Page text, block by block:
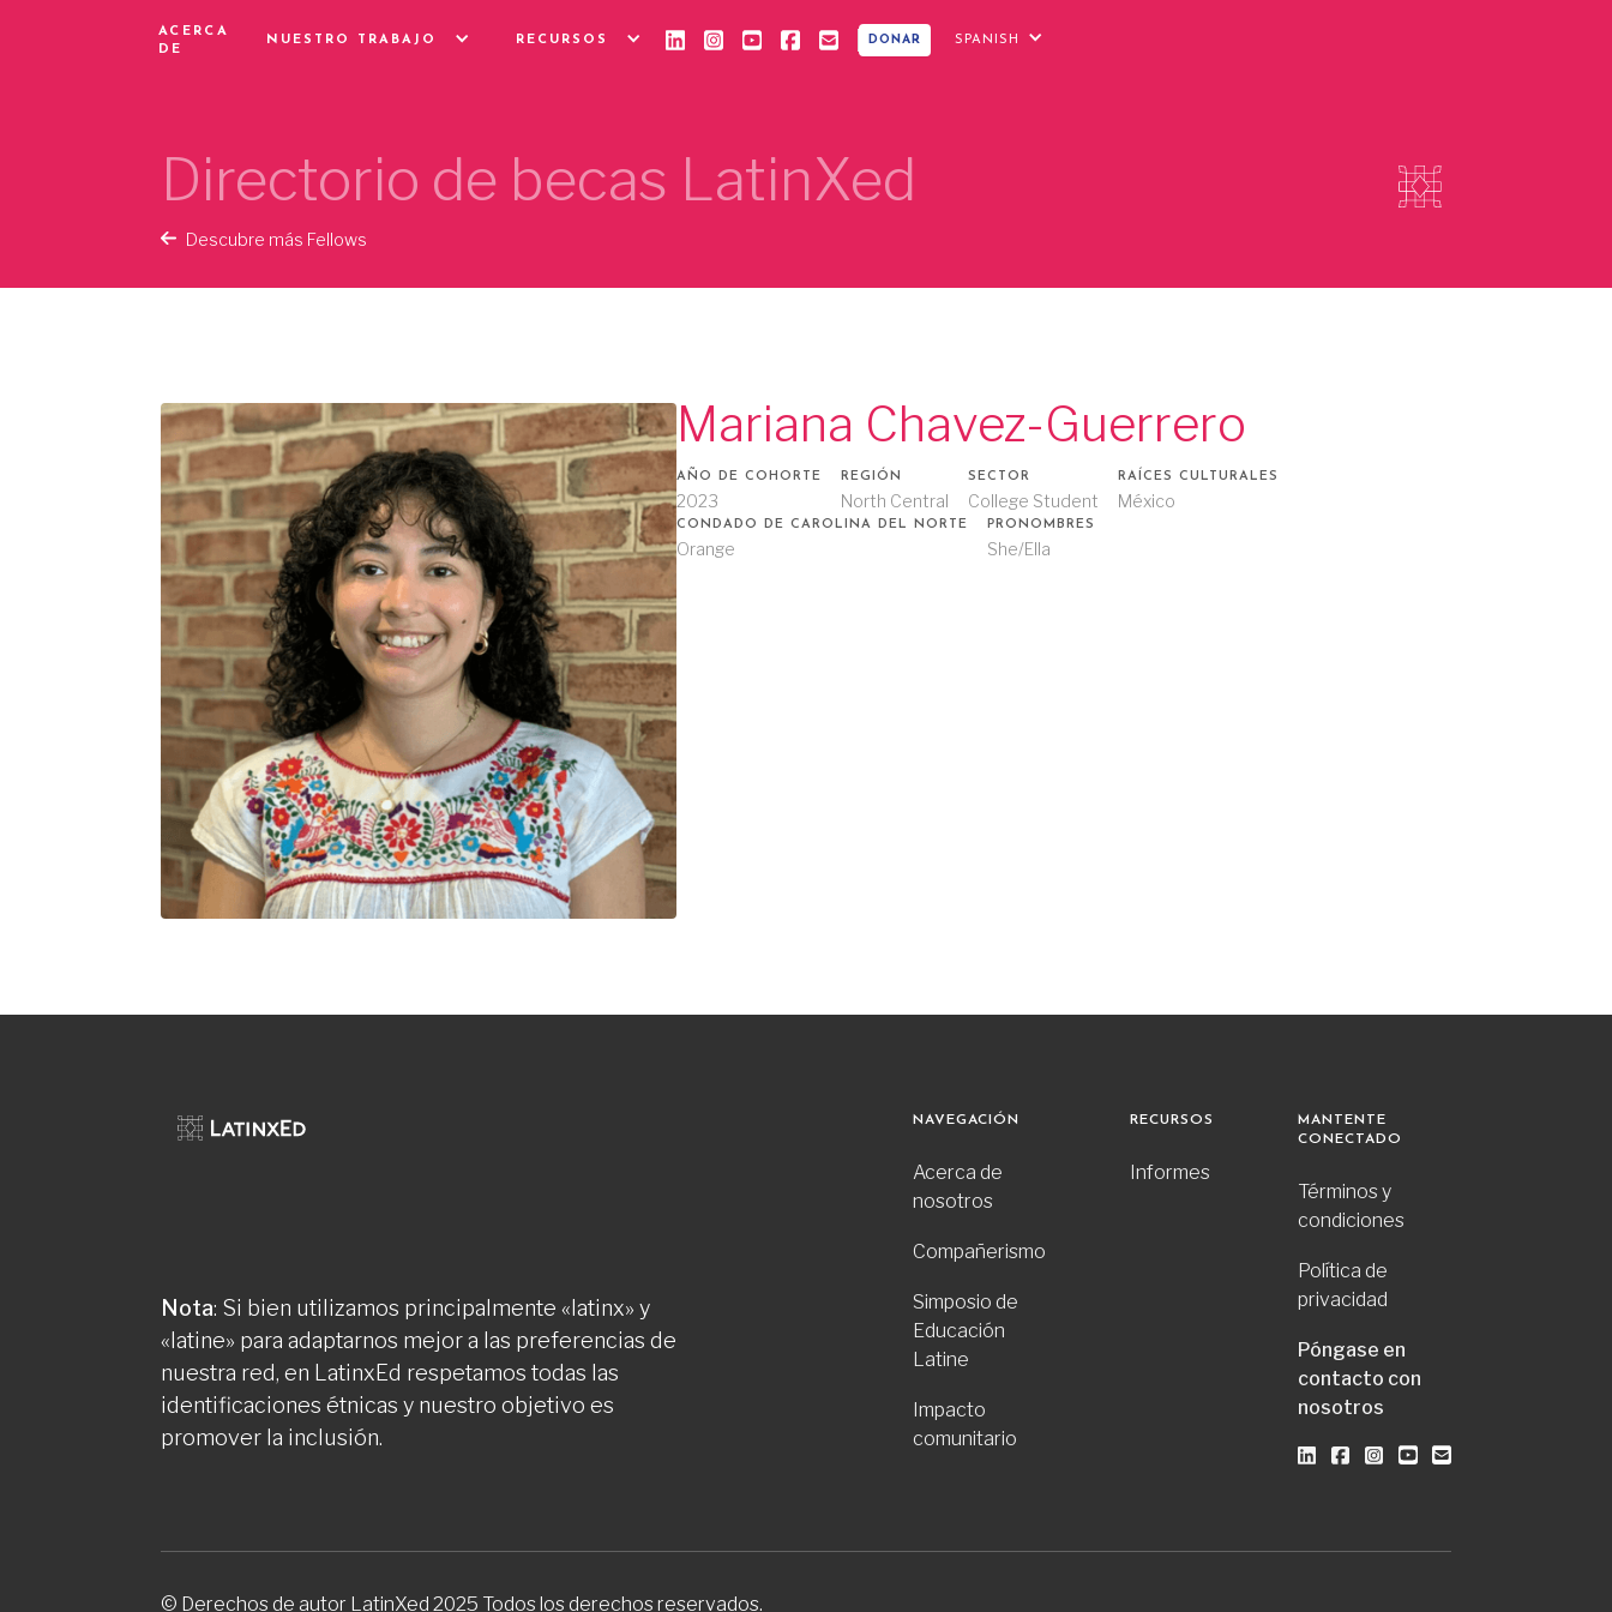
ACERCA
DE
NUESTRO TRABAJO RECURSOS DONAR SPANISH
Directorio de becas LatinXed
Descubre más Fellows
Mariana Chavez-Guerrero
AÑO DE COHORTE
2023
REGIÓN
North Central
SECTOR
College Student
RAÍCES CULTURALES
México
CONDADO DE CAROLINA DEL NORTE
Orange
PRONOMBRES
She/Ella
Nota: Si bien utilizamos principalmente «latinx» y
«latine» para adaptarnos mejor a las preferencias de
nuestra red, en LatinxEd respetamos todas las
identificaciones étnicas y nuestro objetivo es
promover la inclusión.
NAVEGACIÓN
Acerca de
nosotros
Compañerismo
Simposio de
Educación
Latine
Impacto
comunitario
RECURSOS
Informes
MANTENTE
CONECTADO
Términos y
condiciones
Política de
privacidad
Póngase en
contacto con
nosotros
© Derechos de autor LatinXed 2025 Todos los derechos reservados.